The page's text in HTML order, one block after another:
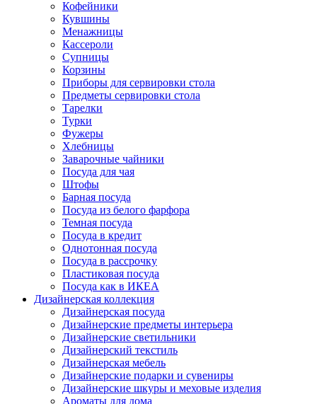
Кофейники
Кувшины
Менажницы
Кассероли
Супницы
Корзины
Приборы для сервировки стола
Предметы сервировки стола
Тарелки
Турки
Фужеры
Хлебницы
Заварочные чайники
Посуда для чая
Штофы
Барная посуда
Посуда из белого фарфора
Темная посуда
Посуда в кредит
Однотонная посуда
Посуда в рассрочку
Пластиковая посуда
Посуда как в ИКЕА
Дизайнерская коллекция
Дизайнерская посуда
Дизайнерские предметы интерьера
Дизайнерские светильники
Дизайнерский текстиль
Дизайнерская мебель
Дизайнерские подарки и сувениры
Дизайнерские шкуры и меховые изделия
Ароматы для дома